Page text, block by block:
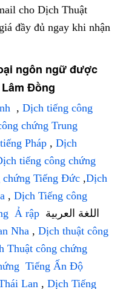
cho Dịch Thuật
đầy đủ ngay khi nhận
ngôn ngữ được
Đồng
, Dịch tiếng công
chứng Trung
Pháp , Dịch
tiếng công chứng
chứng Tiếng Đức ,Dịch
, Dịch Tiếng công
Ả rập
Nha , Dịch thuật công
Thuật công chứng
Tiếng Ấn Độ
Lan , Dịch Tiếng